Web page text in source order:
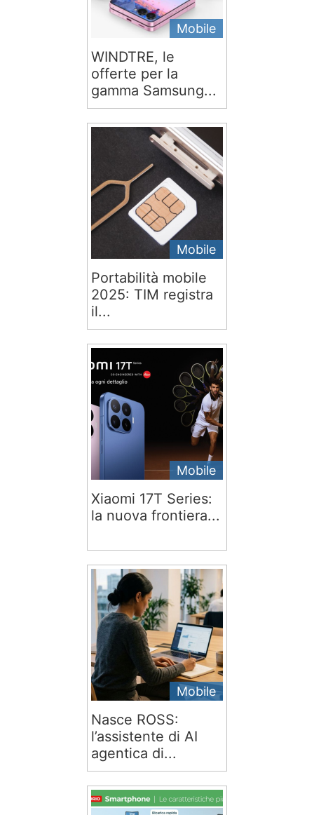
Mobile
WINDTRE, le
offerte per la
gamma Samsung...
Mobile
Portabilità mobile
2025: TIM registra
il...
Mobile
Xiaomi 17T Series:
la nuova frontiera...
Mobile
Nasce ROSS:
l’assistente di AI
agentica di...